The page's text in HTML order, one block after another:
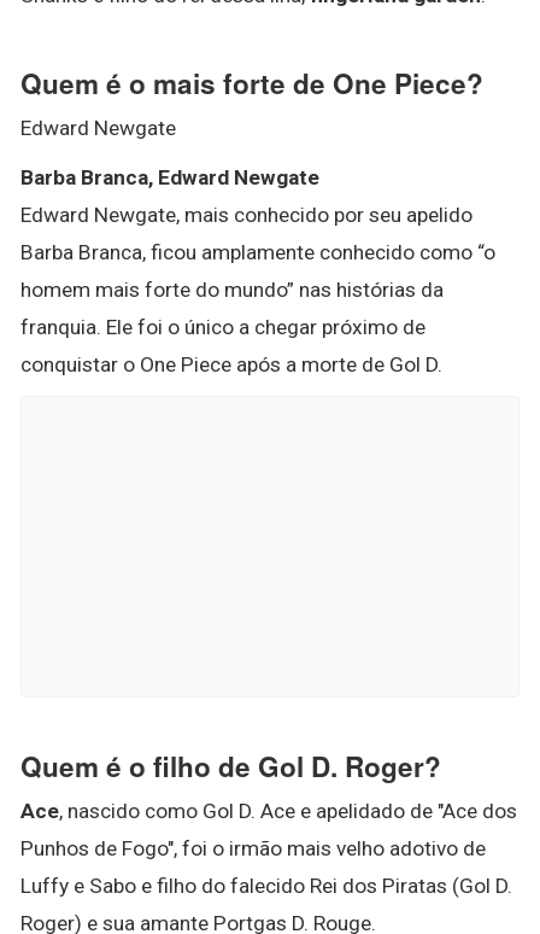
Quem é o mais forte de One Piece?
Edward Newgate
Barba Branca, Edward Newgate
Edward Newgate, mais conhecido por seu apelido
Barba Branca, ficou amplamente conhecido como “o
homem mais forte do mundo” nas histórias da
franquia. Ele foi o único a chegar próximo de
conquistar o One Piece após a morte de Gol D.
Quem é o filho de Gol D. Roger?
Ace, nascido como Gol D. Ace e apelidado de "Ace dos
Punhos de Fogo", foi o irmão mais velho adotivo de
Luffy e Sabo e filho do falecido Rei dos Piratas (Gol D.
Roger) e sua amante Portgas D. Rouge.